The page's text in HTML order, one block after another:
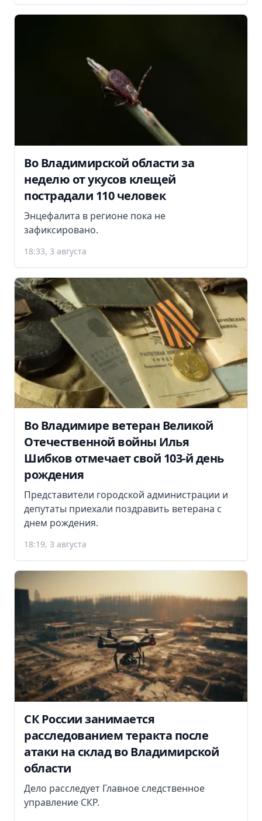
Во Владимирской области за
неделю от укусов клещей
пострадали 110 человек
Энцефалита в регионе пока не
зафиксировано.
18:33, 3 августа
Во Владимире ветеран Великой
Отечественной войны Илья
Шибков отмечает свой 103-й день
рождения
Представители городской администрации и
депутаты приехали поздравить ветерана с
днем рождения.
18:19, 3 августа
СК России занимается
расследованием теракта после
атаки на склад во Владимирской
области
Дело расследует Главное следственное
управление СКР.